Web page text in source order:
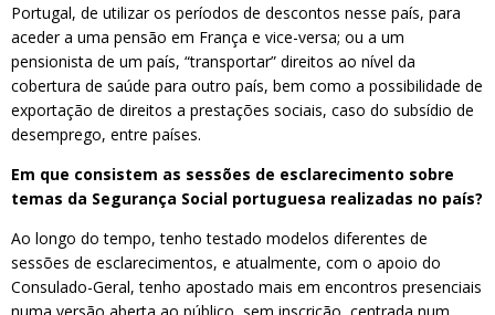
Portugal, de utilizar os períodos de descontos nesse país, para
aceder a uma pensão em França e vice-versa; ou a um
pensionista de um país, “transportar” direitos ao nível da
cobertura de saúde para outro país, bem como a possibilidade de
exportação de direitos a prestações sociais, caso do subsídio de
desemprego, entre países.
Em que consistem as sessões de esclarecimento sobre
temas da Segurança Social portuguesa realizadas no país?
Ao longo do tempo, tenho testado modelos diferentes de
sessões de esclarecimentos, e atualmente, com o apoio do
Consulado-Geral, tenho apostado mais em encontros presenciais